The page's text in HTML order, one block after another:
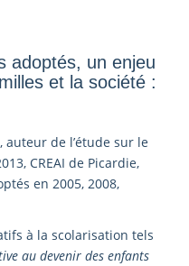
adoptés, un enjeu
et la société :
auteur de l’étude sur le
CREAI de Picardie,
en 2005, 2008,
à la scolarisation tels
au devenir des enfants